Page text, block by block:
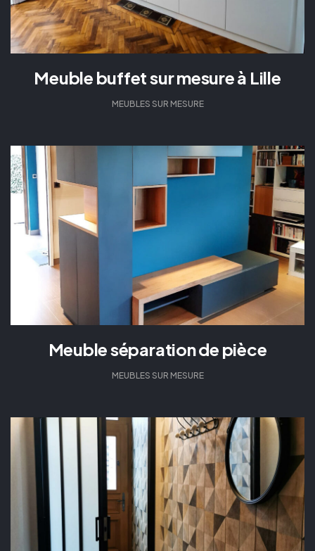
Meuble buffet sur mesure à Lille
MEUBLES SUR MESURE
Meuble séparation de pièce
MEUBLES SUR MESURE